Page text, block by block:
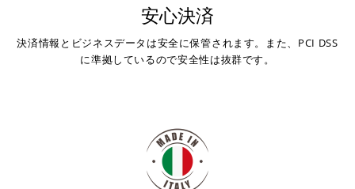
安心決済
決済情報とビジネスデータは安全に保管されます。また、PCI DSS
に準拠しているので安全性は抜群です。